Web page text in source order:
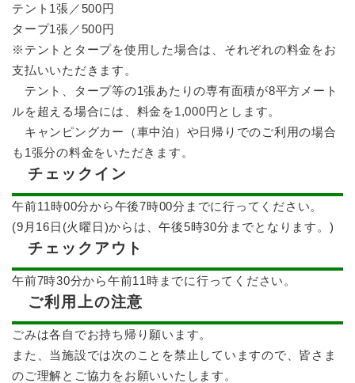
テント1張／500円
タープ1張／500円
※テントとタープを使用した場合は、それぞれの料金をお
支払いいただきます。
テント、タープ等の1張あたりの専有面積が8平方メート
ルを超える場合には、料金を1,000円とします。
キャンピングカー（車中泊）や日帰りでのご利用の場合
も1張分の料金をいただきます。
チェックイン
午前11時00分から午後7時00分までに行ってください。
(9月16日(火曜日)からは、午後5時30分までとなります。)
チェックアウト
午前7時30分から午前11時までに行ってください。
ご利用上の注意
ごみは各自でお持ち帰り願います。
また、当施設では次のことを禁止していますので、皆さま
のご理解とご協力をお願いいたします。